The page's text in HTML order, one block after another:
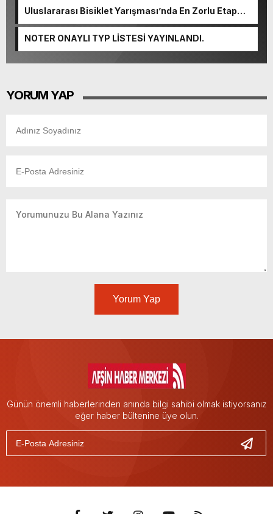
Uluslararası Bisiklet Yarışması’nda En Zorlu Etap
NOTER ONAYLI TYP LİSTESİ YAYINLANDI.
YORUM YAP
Yorum Yap
Günün önemli haberlerinden anında bilgi sahibi olmak istiyorsanız
eğer haber bültenine üye olun.